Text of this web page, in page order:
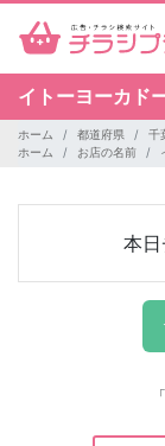
イトーヨーカド
ホーム 都道府県 千
ホーム
お店の名前
本
「